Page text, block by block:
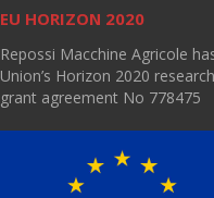
EU HORIZON 2020
Repossi Macchine Agricole
Union’s Horizon 2020
grant agreement No 778475